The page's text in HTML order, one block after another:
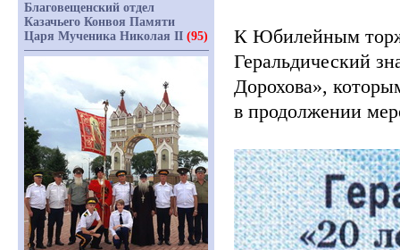
К Юбилейным
Геральдический
Дорохова»,
в продолжении
Благовещенский отдел
Казачьего Конвоя Памяти
Царя Мученика Николая II (95)